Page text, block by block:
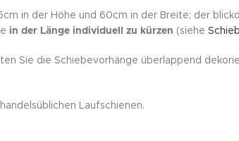
in der Höhe und 60cm in der Breite; der
in der Länge individuell zu kürzen (siehe
Sie die Schiebevorhänge überlappend
Laufschienen.